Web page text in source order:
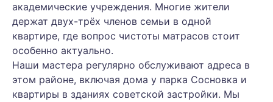
академические учреждения. Многие жители
держат двух-трёх членов семьи в одной
квартире, где вопрос чистоты матрасов стоит
особенно актуально.
Наши мастера регулярно обслуживают адреса в
этом районе, включая дома у парка Сосновка и
квартиры в зданиях советской застройки. Мы